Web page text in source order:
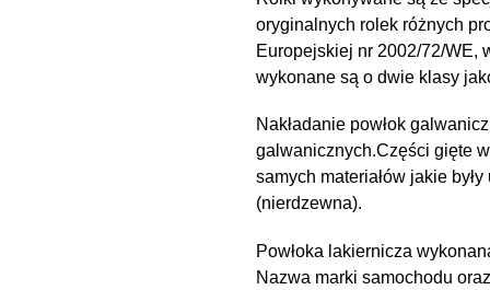
oryginalnych rolek różnych
Europejskiej nr 2002/72/WE,
wykonane są o dwie klasy
Nakładanie powłok
galwanicznych.Części gięte
samych materiałów jakie
(nierdzewna).
Powłoka lakiernicza
Nazwa marki samochodu